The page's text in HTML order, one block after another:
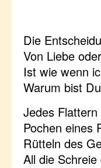
Die
Von Liebe
Ist wie wenn
Warum bist
Jedes
Pochen eines
Rütteln des
All die